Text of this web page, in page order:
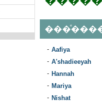
- Aafiya
- A'shadieeyah
- Hannah
- Mariya
- Nishat